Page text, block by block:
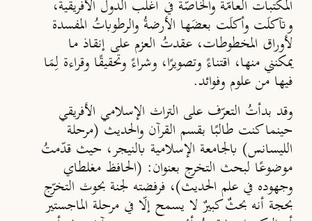
المكتبات العامّة والخاصّة في أغلب الدول الأفريقية،
وتآكلَت وأكلَت بعضَها الأرضةُ والرطوباتُ المفسدة
لأوراق المخطوطات، عقدتُ العزم على إنقاذ ما
يمكنني منها، اقتناءً وتصويرًا، وشراءً وتحقيقًا وقراءة لِمَا
فيها من علوم وفوائد.
وقد بدأتُ التعرّف على التراث الإسلامي الأفريقي
حينما كنت طالبًا بقسم القرآن والحديث (مرحلة
الليسانس) بالجامعة الإسلامية بالنيجر، حيث قدّمتُ
موضوعًا لبحث التخرج بعنوان: (الحافظ مغلطاي
وجهوده في علم الحديث)، فرفضته لجنة بحوث التخرّج
بحجة أنه بحثٌ كبيرٌ لا يسمح إلّا في مرحلة الماجستير